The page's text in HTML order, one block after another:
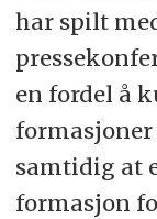
har spilt
en fordel å
formasjoner
samtidig at
formasjon